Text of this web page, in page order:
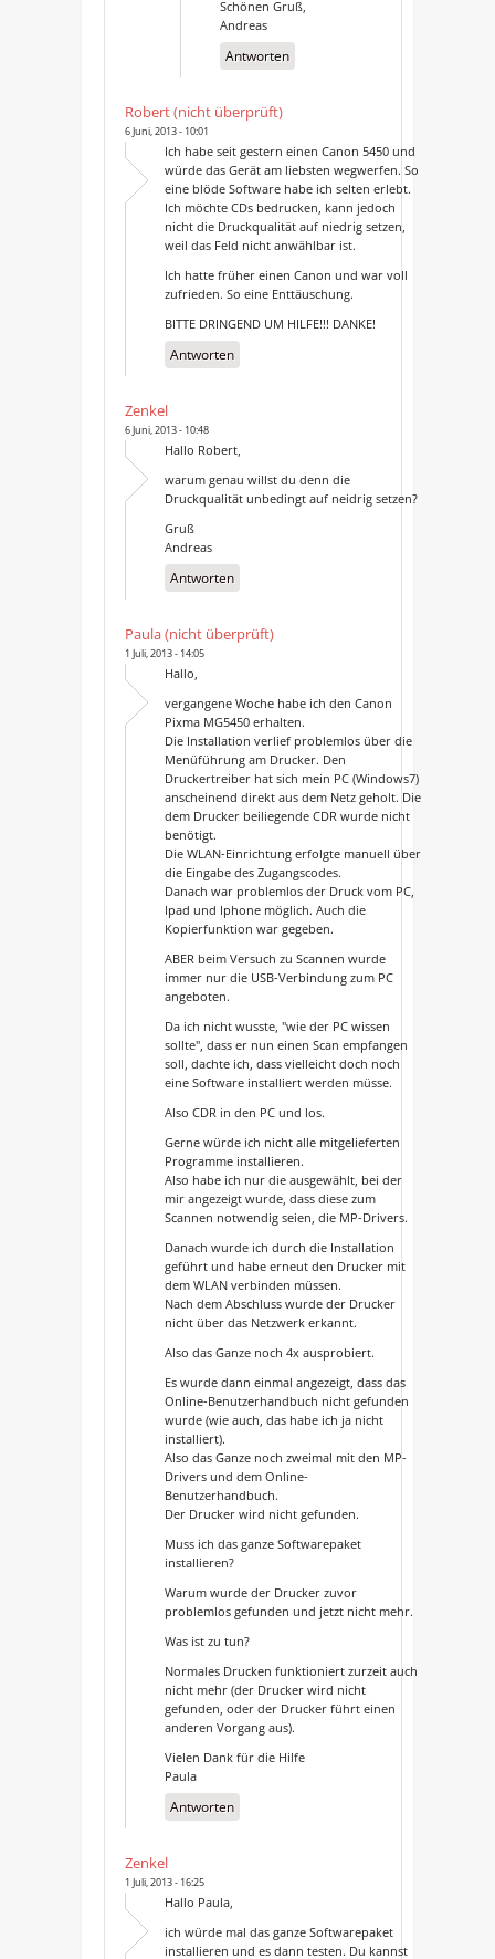
Schönen Gruß,
Andreas
Antworten
Robert (nicht überprüft)
6 Juni, 2013 - 10:01
Ich habe seit gestern einen Canon 5450 und
würde das Gerät am liebsten wegwerfen. So
eine blöde Software habe ich selten erlebt.
Ich möchte CDs bedrucken, kann jedoch
nicht die Druckqualität auf niedrig setzen,
weil das Feld nicht anwählbar ist.
Ich hatte früher einen Canon und war voll
zufrieden. So eine Enttäuschung.
BITTE DRINGEND UM HILFE!!! DANKE!
Antworten
Zenkel
6 Juni, 2013 - 10:48
Hallo Robert,
warum genau willst du denn die
Druckqualität unbedingt auf neidrig setzen?
Gruß
Andreas
Antworten
Paula (nicht überprüft)
1 Juli, 2013 - 14:05
Hallo,
vergangene Woche habe ich den Canon
Pixma MG5450 erhalten.
Die Installation verlief problemlos über die
Menüführung am Drucker. Den
Druckertreiber hat sich mein PC (Windows7)
anscheinend direkt aus dem Netz geholt. Die
dem Drucker beiliegende CDR wurde nicht
benötigt.
Die WLAN-Einrichtung erfolgte manuell über
die Eingabe des Zugangscodes.
Danach war problemlos der Druck vom PC,
Ipad und Iphone möglich. Auch die
Kopierfunktion war gegeben.
ABER beim Versuch zu Scannen wurde
immer nur die USB-Verbindung zum PC
angeboten.
Da ich nicht wusste, ''wie der PC wissen
sollte'', dass er nun einen Scan empfangen
soll, dachte ich, dass vielleicht doch noch
eine Software installiert werden müsse.
Also CDR in den PC und los.
Gerne würde ich nicht alle mitgelieferten
Programme installieren.
Also habe ich nur die ausgewählt, bei der
mir angezeigt wurde, dass diese zum
Scannen notwendig seien, die MP-Drivers.
Danach wurde ich durch die Installation
geführt und habe erneut den Drucker mit
dem WLAN verbinden müssen.
Nach dem Abschluss wurde der Drucker
nicht über das Netzwerk erkannt.
Also das Ganze noch 4x ausprobiert.
Es wurde dann einmal angezeigt, dass das
Online-Benutzerhandbuch nicht gefunden
wurde (wie auch, das habe ich ja nicht
installiert).
Also das Ganze noch zweimal mit den MP-
Drivers und dem Online-
Benutzerhandbuch.
Der Drucker wird nicht gefunden.
Muss ich das ganze Softwarepaket
installieren?
Warum wurde der Drucker zuvor
problemlos gefunden und jetzt nicht mehr.
Was ist zu tun?
Normales Drucken funktioniert zurzeit auch
nicht mehr (der Drucker wird nicht
gefunden, oder der Drucker führt einen
anderen Vorgang aus).
Vielen Dank für die Hilfe
Paula
Antworten
Zenkel
1 Juli, 2013 - 16:25
Hallo Paula,
ich würde mal das ganze Softwarepaket
installieren und es dann testen. Du kannst